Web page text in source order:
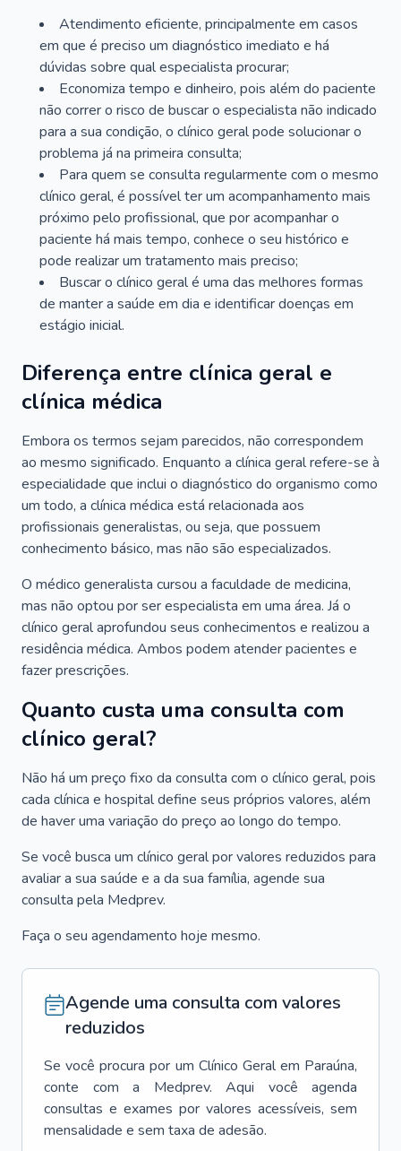
Atendimento eficiente, principalmente em casos
em que é preciso um diagnóstico imediato e há
dúvidas sobre qual especialista procurar;
Economiza tempo e dinheiro, pois além do paciente
não correr o risco de buscar o especialista não indicado
para a sua condição, o clínico geral pode solucionar o
problema já na primeira consulta;
Para quem se consulta regularmente com o mesmo
clínico geral, é possível ter um acompanhamento mais
próximo pelo profissional, que por acompanhar o
paciente há mais tempo, conhece o seu histórico e
pode realizar um tratamento mais preciso;
Buscar o clínico geral é uma das melhores formas
de manter a saúde em dia e identificar doenças em
estágio inicial.
Diferença entre clínica geral e
clínica médica
Embora os termos sejam parecidos, não correspondem
ao mesmo significado. Enquanto a clínica geral refere-se à
especialidade que inclui o diagnóstico do organismo como
um todo, a clínica médica está relacionada aos
profissionais generalistas, ou seja, que possuem
conhecimento básico, mas não são especializados.
O médico generalista cursou a faculdade de medicina,
mas não optou por ser especialista em uma área. Já o
clínico geral aprofundou seus conhecimentos e realizou a
residência médica. Ambos podem atender pacientes e
fazer prescrições.
Quanto custa uma consulta com
clínico geral?
Não há um preço fixo da consulta com o clínico geral, pois
cada clínica e hospital define seus próprios valores, além
de haver uma variação do preço ao longo do tempo.
Se você busca um clínico geral por valores reduzidos para
avaliar a sua saúde e a da sua família, agende sua
consulta pela Medprev.
Faça o seu agendamento hoje mesmo.
Agende uma consulta com valores
reduzidos
Se você procura por um Clínico Geral em Paraúna,
conte com a Medprev. Aqui você agenda
consultas e exames por valores acessíveis, sem
mensalidade e sem taxa de adesão.